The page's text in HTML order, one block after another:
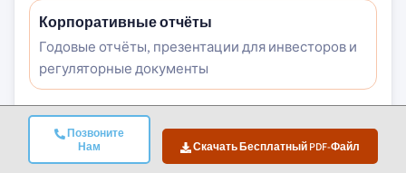
Позвоните
Нам
Скачать Бесплатный PDF-Файл
Корпоративные отчёты
Годовые отчёты, презентации для инвесторов и
регуляторные документы
Экспертные интервью
Топ-менеджеры, руководители по закупкам и